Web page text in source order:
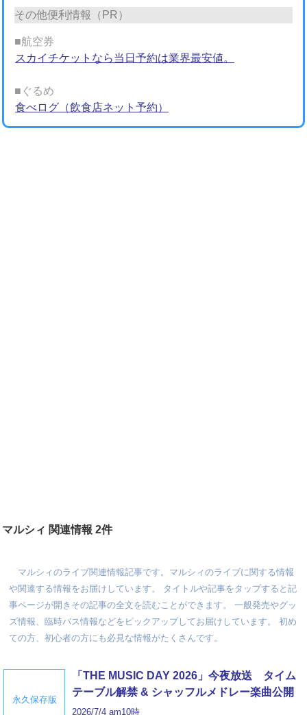
その他便利情報（PR）
■航空券
スカイチケットなら当日予約は業界最安値。
■ぐるめ
食べログ（飲食店ネット予約）
マルシィ 関連情報 2件
マルシィのライブ関連情報記事です。マルシィのライブに関する情報
や関連する情報をお届けしています。 タイトルや記事をタップすると記
事ページが開きその記事の全文を読むことができます。 一般発売やグッ
ズ情報、臨時バス情報などをピックアップしてお届けしています。 初め
ての方、初心者の方にも必見な情報がたくさんです。
永久保存版
「THE MUSIC DAY 2026」今夜放送 タイム
テーブル解禁 & シャッフルメドレー楽曲公開
2026/7/4 am10時